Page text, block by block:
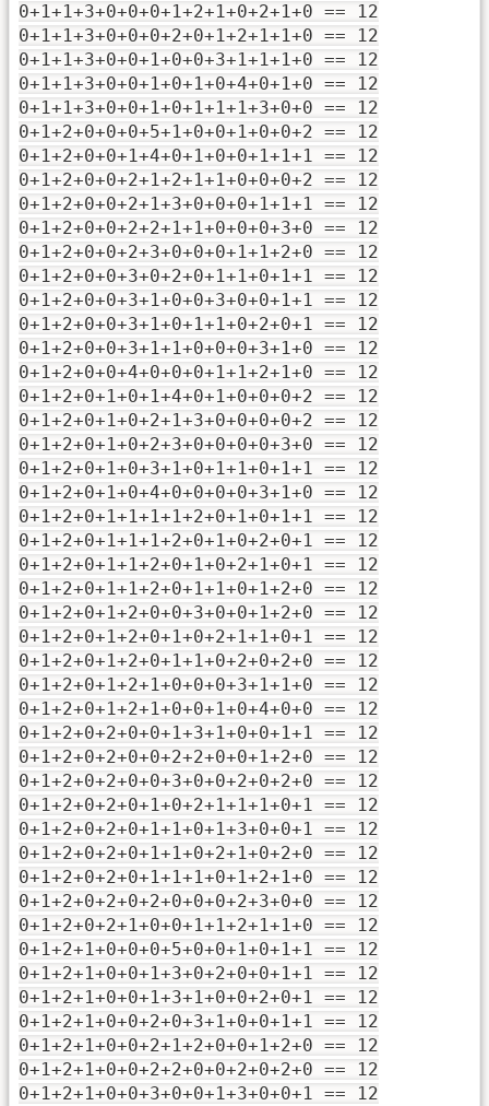
0+1+1+3+0+0+0+1+2+1+0+2+1+0 == 12
0+1+1+3+0+0+0+2+0+1+2+1+1+0 == 12
0+1+1+3+0+0+1+0+0+3+1+1+1+0 == 12
0+1+1+3+0+0+1+0+1+0+4+0+1+0 == 12
0+1+1+3+0+0+1+0+1+1+1+3+0+0 == 12
0+1+2+0+0+0+5+1+0+0+1+0+0+2 == 12
0+1+2+0+0+1+4+0+1+0+0+1+1+1 == 12
0+1+2+0+0+2+1+2+1+1+0+0+0+2 == 12
0+1+2+0+0+2+1+3+0+0+0+1+1+1 == 12
0+1+2+0+0+2+2+1+1+0+0+0+3+0 == 12
0+1+2+0+0+2+3+0+0+0+1+1+2+0 == 12
0+1+2+0+0+3+0+2+0+1+1+0+1+1 == 12
0+1+2+0+0+3+1+0+0+3+0+0+1+1 == 12
0+1+2+0+0+3+1+0+1+1+0+2+0+1 == 12
0+1+2+0+0+3+1+1+0+0+0+3+1+0 == 12
0+1+2+0+0+4+0+0+0+1+1+2+1+0 == 12
0+1+2+0+1+0+1+4+0+1+0+0+0+2 == 12
0+1+2+0+1+0+2+1+3+0+0+0+0+2 == 12
0+1+2+0+1+0+2+3+0+0+0+0+3+0 == 12
0+1+2+0+1+0+3+1+0+1+1+0+1+1 == 12
0+1+2+0+1+0+4+0+0+0+0+3+1+0 == 12
0+1+2+0+1+1+1+1+2+0+1+0+1+1 == 12
0+1+2+0+1+1+1+2+0+1+0+2+0+1 == 12
0+1+2+0+1+1+2+0+1+0+2+1+0+1 == 12
0+1+2+0+1+1+2+0+1+1+0+1+2+0 == 12
0+1+2+0+1+2+0+0+3+0+0+1+2+0 == 12
0+1+2+0+1+2+0+1+0+2+1+1+0+1 == 12
0+1+2+0+1+2+0+1+1+0+2+0+2+0 == 12
0+1+2+0+1+2+1+0+0+0+3+1+1+0 == 12
0+1+2+0+1+2+1+0+0+1+0+4+0+0 == 12
0+1+2+0+2+0+0+1+3+1+0+0+1+1 == 12
0+1+2+0+2+0+0+2+2+0+0+1+2+0 == 12
0+1+2+0+2+0+0+3+0+0+2+0+2+0 == 12
0+1+2+0+2+0+1+0+2+1+1+1+0+1 == 12
0+1+2+0+2+0+1+1+0+1+3+0+0+1 == 12
0+1+2+0+2+0+1+1+0+2+1+0+2+0 == 12
0+1+2+0+2+0+1+1+1+0+1+2+1+0 == 12
0+1+2+0+2+0+2+0+0+0+2+3+0+0 == 12
0+1+2+0+2+1+0+0+1+1+2+1+1+0 == 12
0+1+2+1+0+0+0+5+0+0+1+0+1+1 == 12
0+1+2+1+0+0+1+3+0+2+0+0+1+1 == 12
0+1+2+1+0+0+1+3+1+0+0+2+0+1 == 12
0+1+2+1+0+0+2+0+3+1+0+0+1+1 == 12
0+1+2+1+0+0+2+1+2+0+0+1+2+0 == 12
0+1+2+1+0+0+2+2+0+0+2+0+2+0 == 12
0+1+2+1+0+0+3+0+0+1+3+0+0+1 == 12